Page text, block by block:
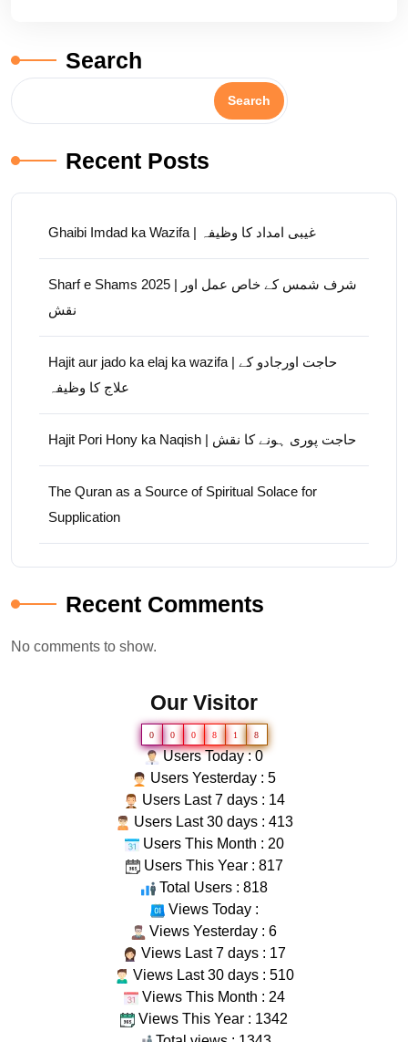
Search
Search
Recent Posts
Ghaibi Imdad ka Wazifa | غیبی امداد کا وظیفہ
Sharf e Shams 2025 | شرف شمس کے خاص عمل اور
نقش
Hajit aur jado ka elaj ka wazifa | حاجت اورجادو کے
علاج کا وظیفہ
Hajit Pori Hony ka Naqish | حاجت پوری ہونے کا نقش
The Quran as a Source of Spiritual Solace for
Supplication
Recent Comments
No comments to show.
Our Visitor
0 0 0 8 1 8
Users Today : 0
Users Yesterday : 5
Users Last 7 days : 14
Users Last 30 days : 413
Users This Month : 20
Users This Year : 817
Total Users : 818
Views Today :
Views Yesterday : 6
Views Last 7 days : 17
Views Last 30 days : 510
Views This Month : 24
Views This Year : 1342